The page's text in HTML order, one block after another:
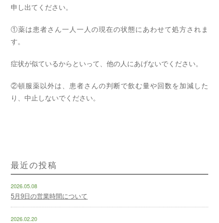
申し出てください。
①薬は患者さん一人一人の現在の状態にあわせて処方されま
す。
症状が似ているからといって、他の人にあげないでください。
②頓服薬以外は、患者さんの判断で飲む量や回数を加減した
り、中止しないでください。
最近の投稿
2026.05.08
5月9日の営業時間について
2026.02.20